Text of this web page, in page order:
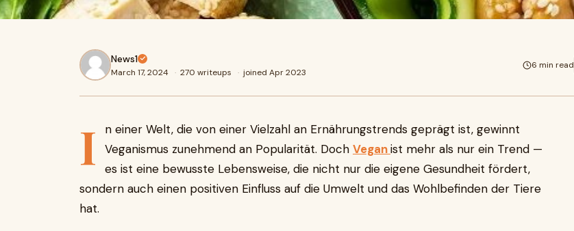
News1
March 17, 2024 · 270 writeups · joined Apr 2023
6 min read
I
n einer Welt, die von einer Vielzahl an Ernährungstrends geprägt ist, gewinnt
Veganismus zunehmend an Popularität. Doch Veganist mehr als nur ein Trend —
es ist eine bewusste Lebensweise, die nicht nur die eigene Gesundheit fördert,
sondern auch einen positiven Einfluss auf die Umwelt und das Wohlbefinden der Tiere
hat.